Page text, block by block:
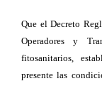
Que el Decreto
Operadores y
fitosanitarios,
presente las